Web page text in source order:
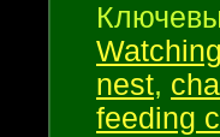
Watching
nest,
feeding